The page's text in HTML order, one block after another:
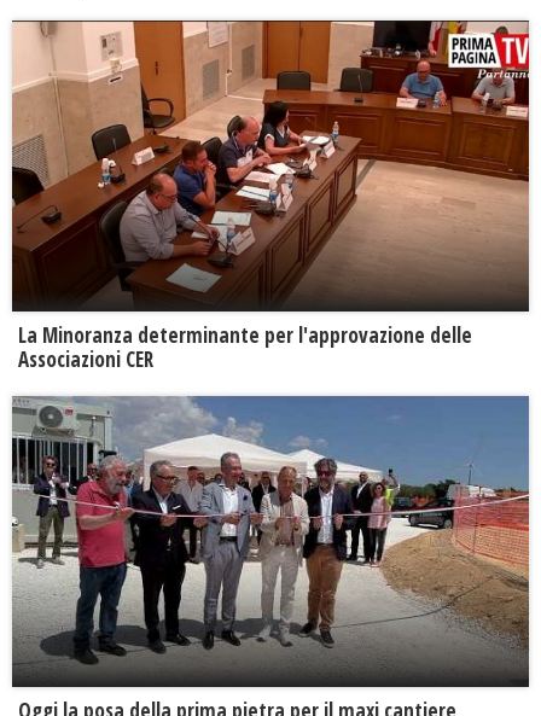
La Minoranza determinante per l'approvazione delle
Associazioni CER
Oggi la posa della prima pietra per il maxi cantiere